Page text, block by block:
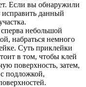
Если вы обнаружили
исправить данный
небольшой
набраться немного
Суть приклейки
в том, чтобы клей
поверхность, затем,
подложкой,